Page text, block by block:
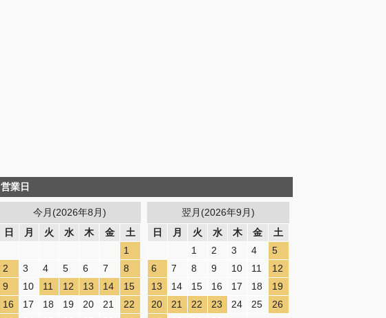
営業日
今月(2026年8月)
日
月 火 水 木 金
土
1
2
3 4 5 6 7
8
9
10 11 12 13 14
15
16
17 18 19 20 21
22
翌月(2026年9月)
日
月 火 水 木 金
土
1
2 3 4
5
6
7 8 9 10 11
12
13
14 15 16 17 18
19
20
21 22 23 24 25
26